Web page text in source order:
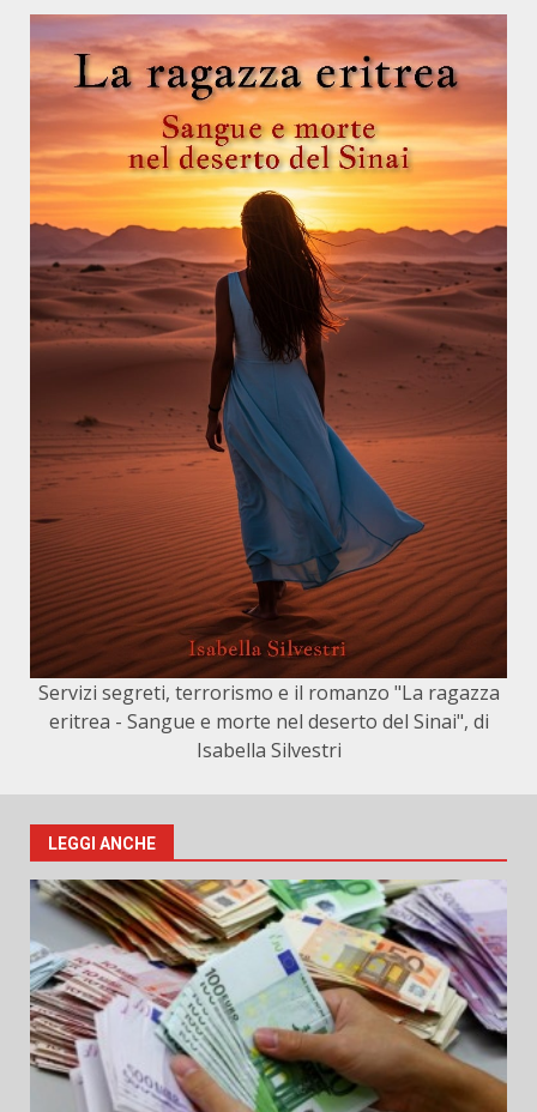
Servizi segreti, terrorismo e il romanzo "La ragazza
eritrea - Sangue e morte nel deserto del Sinai", di
Isabella Silvestri
LEGGI ANCHE